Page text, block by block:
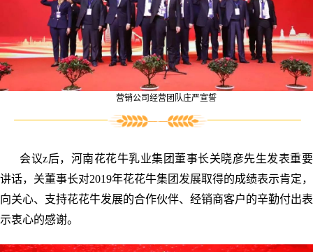
营销公司经营团队庄严宣誓
会议z后，河南花花牛乳业集团董事长关晓彦先生发表重要
讲话，关董事长对2019年花花牛集团发展取得的成绩表示肯定，
向关心、支持花花牛发展的合作伙伴、经销商客户的辛勤付出表
示衷心的感谢。